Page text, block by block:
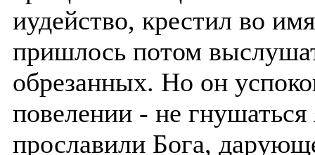
иудейство, крестил во
пришлось потом
обрезанных. Но он
повелении - не
прославили Бога,